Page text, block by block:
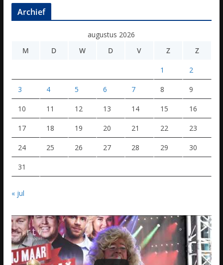
Archief
augustus 2026
M
D W D V Z Z
1 2
3 4 5 6 7 8 9
10 11 12 13 14 15 16
17 18 19 20 21 22 23
24 25 26 27 28 29 30
31
« jul